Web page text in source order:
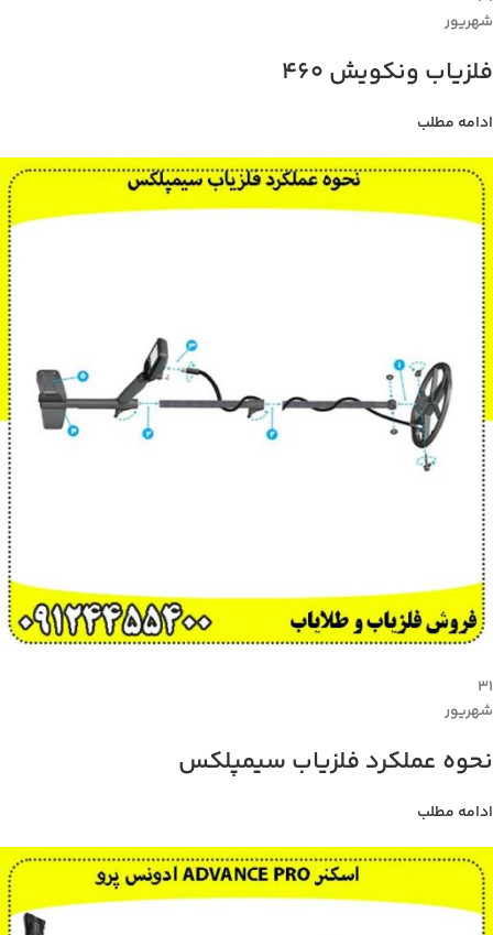
شهریور
فلزیاب ونکویش 460
ادامه مطلب
۳۱
شهریور
نحوه عملکرد فلزیاب سیمپلکس
ادامه مطلب